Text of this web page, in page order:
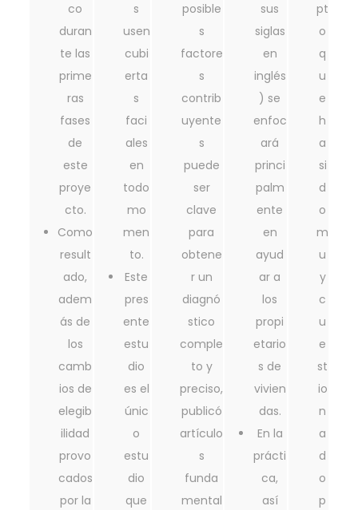
co
duran
te las
prime
ras
fases
de
este
proye
cto.
Como
result
ado,
adem
ás de
los
camb
ios de
elegib
ilidad
provo
cados
por la
s
usen
cubi
erta
s
faci
ales
en
todo
mo
men
to.
Este
pres
ente
estu
dio
es el
únic
o
estu
dio
que
posible
s
factore
s
contrib
uyente
s
puede
ser
clave
para
obtene
r un
diagnó
stico
comple
to y
preciso,
publicó
artículo
s
funda
mental
sus
siglas
en
inglés
) se
enfoc
ará
princi
palm
ente
en
ayud
ar a
los
propi
etario
s de
vivien
das.
En la
prácti
ca,
así
pt
o
q
u
e
h
a
si
d
o
m
u
y
c
u
e
st
io
n
a
d
o
p